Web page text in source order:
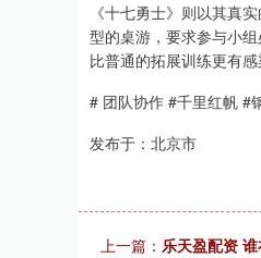
《十七勇士》则以其真
型的桌游，要求参与小
比普通的拓展训练更有
# 团队协作 #千里红帆 #
发布于：北京市
上一篇： 乐天盈配资